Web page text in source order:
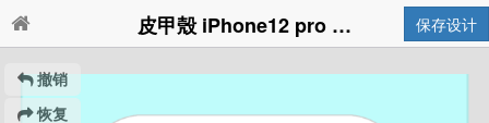
皮甲殼 iPhone12 pro (6.1吋) 保存设计
撤销
恢复